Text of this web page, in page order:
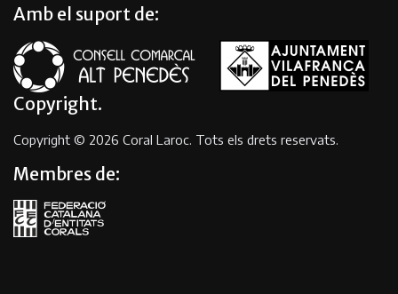
Amb el suport de:
Copyright
Copyright © 2026 Coral Laroc. Tots els drets reservats.
Membres de: